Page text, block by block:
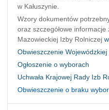
w Kałuszynie.
Wzory dokumentów
oraz szczegółowe
Mazowieckiej Izby Rolniczej
Obwieszczenie
Ogłoszenie o wyborach
Uchwała Krajowej Rady Izb
Obwieszczenie o braku